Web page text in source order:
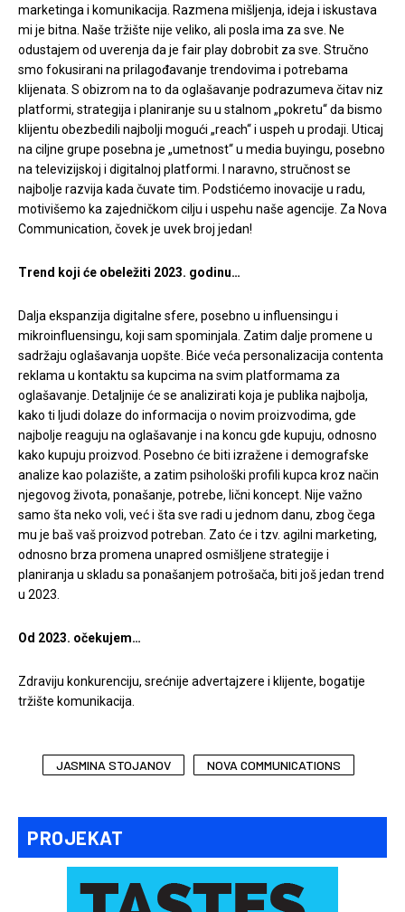
PROJEKAT
marketinga i komunikacija. Razmena mišljenja, ideja i iskustava
mi je bitna. Naše tržište nije veliko, ali posla ima za sve. Ne
odustajem od uverenja da je fair play dobrobit za sve. Stručno
smo fokusirani na prilagođavanje trendovima i potrebama
klijenata. S obizrom na to da oglašavanje podrazumeva čitav niz
platformi, strategija i planiranje su u stalnom „pokretu“ da bismo
klijentu obezbedili najbolji mogući „reach“ i uspeh u prodaji. Uticaj
na ciljne grupe posebna je „umetnost“ u media buyingu, posebno
na televizijskoj i digitalnoj platformi. I naravno, stručnost se
najbolje razvija kada čuvate tim. Podstićemo inovacije u radu,
motivišemo ka zajedničkom cilju i uspehu naše agencije. Za Nova
Communication, čovek je uvek broj jedan!
Trend koji će obeležiti 2023. godinu…
Dalja ekspanzija digitalne sfere, posebno u influensingu i
mikroinfluensingu, koji sam spominjala. Zatim dalje promene u
sadržaju oglašavanja uopšte. Biće veća personalizacija contenta
reklama u kontaktu sa kupcima na svim platformama za
oglašavanje. Detaljnije će se analizirati koja je publika najbolja,
kako ti ljudi dolaze do informacija o novim proizvodima, gde
najbolje reaguju na oglašavanje i na koncu gde kupuju, odnosno
kako kupuju proizvod. Posebno će biti izražene i demografske
analize kao polazište, a zatim psihološki profili kupca kroz način
njegovog života, ponašanje, potrebe, lični koncept. Nije važno
samo šta neko voli, već i šta sve radi u jednom danu, zbog čega
mu je baš vaš proizvod potreban. Zato će i tzv. agilni marketing,
odnosno brza promena unapred osmišljene strategije i
planiranja u skladu sa ponašanjem potrošača, biti još jedan trend
u 2023.
Od 2023. očekujem…
Zdraviju konkurenciju, srećnije advertajzere i klijente, bogatije
tržište komunikacija.
JASMINA STOJANOV NOVA COMMUNICATIONS